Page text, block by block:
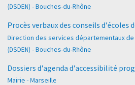
(DSDEN) - Bouches-du-Rhône
Procès verbaux des conseils d'écoles
Direction des services départementaux
(DSDEN) - Bouches-du-Rhône
Dossiers d'agenda d'accessibilité
Mairie - Marseille